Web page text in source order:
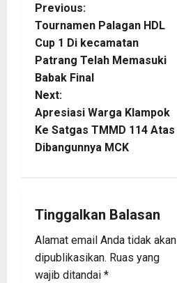
P
o
s
t
n
a
i
g
a
Previous:
Tournamen Palagan HDL
Cup 1 Di kecamatan
Patrang Telah Memasuki
Babak Final
Next:
Apresiasi Warga Klampok
Ke Satgas TMMD 114 Atas
Dibangunnya MCK
Tinggalkan Balasan
Alamat email Anda tidak akan
dipublikasikan. Ruas yang
wajib ditandai *